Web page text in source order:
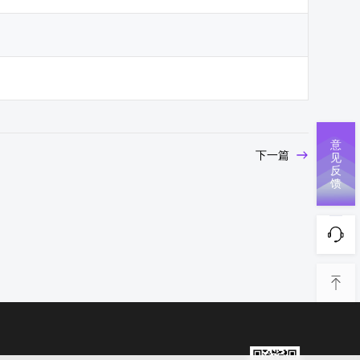
下一篇
意
见
反
馈